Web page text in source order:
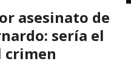
asesinato de
sería el